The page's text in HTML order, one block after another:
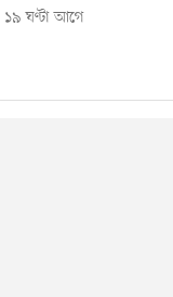
১৯ ঘণ্টা আগে